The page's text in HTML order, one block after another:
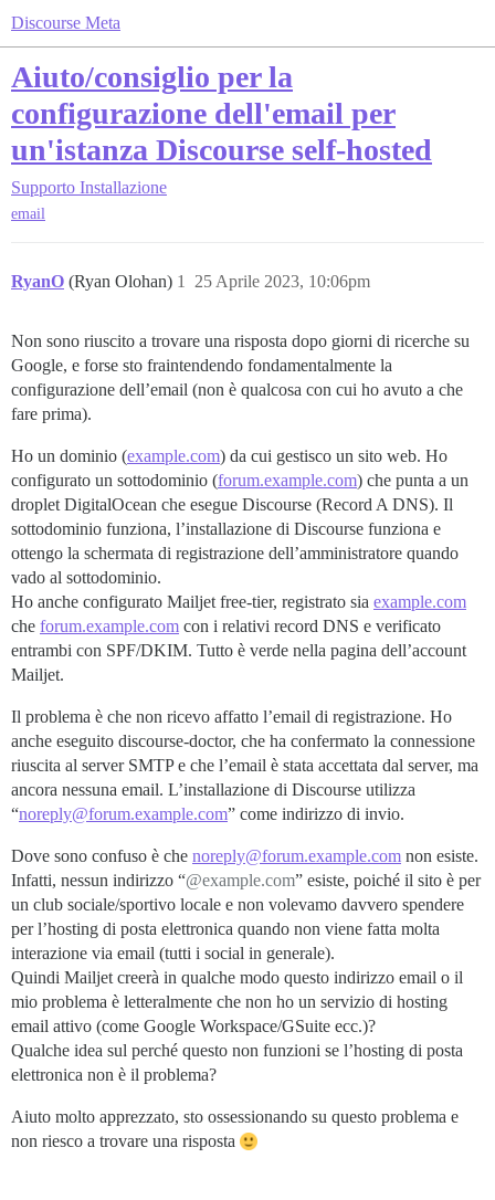
Discourse Meta
Aiuto/consiglio per la
configurazione dell'email per
un'istanza Discourse self-hosted
Supporto Installazione
email
RyanO (Ryan Olohan) 25 Aprile 2023, 10:06pm
1
Non sono riuscito a trovare una risposta dopo giorni di ricerche su
Google, e forse sto fraintendendo fondamentalmente la
configurazione dell’email (non è qualcosa con cui ho avuto a che
fare prima).
Ho un dominio (example.com) da cui gestisco un sito web. Ho
configurato un sottodominio (forum.example.com) che punta a un
droplet DigitalOcean che esegue Discourse (Record A DNS). Il
sottodominio funziona, l’installazione di Discourse funziona e
ottengo la schermata di registrazione dell’amministratore quando
vado al sottodominio.
Ho anche configurato Mailjet free-tier, registrato sia example.com
che forum.example.com con i relativi record DNS e verificato
entrambi con SPF/DKIM. Tutto è verde nella pagina dell’account
Mailjet.
Il problema è che non ricevo affatto l’email di registrazione. Ho
anche eseguito discourse-doctor, che ha confermato la connessione
riuscita al server SMTP e che l’email è stata accettata dal server, ma
ancora nessuna email. L’installazione di Discourse utilizza
“noreply@forum.example.com” come indirizzo di invio.
Dove sono confuso è che noreply@forum.example.com non esiste.
Infatti, nessun indirizzo “@example.com” esiste, poiché il sito è per
un club sociale/sportivo locale e non volevamo davvero spendere
per l’hosting di posta elettronica quando non viene fatta molta
interazione via email (tutti i social in generale).
Quindi Mailjet creerà in qualche modo questo indirizzo email o il
mio problema è letteralmente che non ho un servizio di hosting
email attivo (come Google Workspace/GSuite ecc.)?
Qualche idea sul perché questo non funzioni se l’hosting di posta
elettronica non è il problema?
Aiuto molto apprezzato, sto ossessionando su questo problema e
non riesco a trovare una risposta